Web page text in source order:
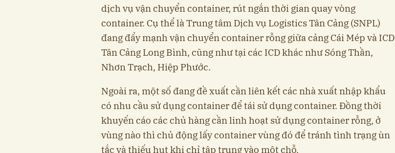
dịch vụ vận chuyển container, rút ngắn thời gian quay vòng
container. Cụ thể là Trung tâm Dịch vụ Logistics Tân Cảng (SNPL)
đang đẩy mạnh vận chuyển container rỗng giữa cảng Cái Mép và ICD
Tân Cảng Long Bình, cũng như tại các ICD khác như Sóng Thần,
Nhơn Trạch, Hiệp Phước.
Ngoài ra, một số đang đề xuất cần liên kết các nhà xuất nhập khẩu
có nhu cầu sử dụng container để tái sử dụng container. Đồng thời
khuyến cáo các chủ hàng cần linh hoạt sử dụng container rỗng, ở
vùng nào thì chủ động lấy container vùng đó để tránh tình trạng ùn
tắc và thiếu hụt khi chỉ tập trung vào một chỗ.